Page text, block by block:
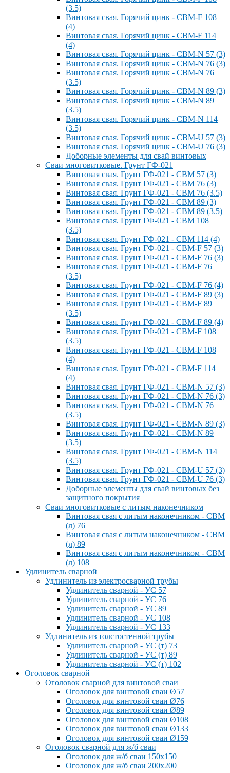
(3.5)
Винтовая свая. Горячий цинк - СВМ-F 108
(4)
Винтовая свая. Горячий цинк - СВМ-F 114
(4)
Винтовая свая. Горячий цинк - СВМ-N 57 (3)
Винтовая свая. Горячий цинк - СВМ-N 76 (3)
Винтовая свая. Горячий цинк - СВМ-N 76
(3.5)
Винтовая свая. Горячий цинк - СВМ-N 89 (3)
Винтовая свая. Горячий цинк - СВМ-N 89
(3.5)
Винтовая свая. Горячий цинк - СВМ-N 114
(3.5)
Винтовая свая. Горячий цинк - СВМ-U 57 (3)
Винтовая свая. Горячий цинк - СВМ-U 76 (3)
Доборные элементы для свай винтовых
Сваи многовитковые. Грунт ГФ-021
Винтовая свая. Грунт ГФ-021 - СВМ 57 (3)
Винтовая свая. Грунт ГФ-021 - СВМ 76 (3)
Винтовая свая. Грунт ГФ-021 - СВМ 76 (3.5)
Винтовая свая. Грунт ГФ-021 - СВМ 89 (3)
Винтовая свая. Грунт ГФ-021 - СВМ 89 (3.5)
Винтовая свая. Грунт ГФ-021 - СВМ 108
(3.5)
Винтовая свая. Грунт ГФ-021 - СВМ 114 (4)
Винтовая свая. Грунт ГФ-021 - СВМ-F 57 (3)
Винтовая свая. Грунт ГФ-021 - СВМ-F 76 (3)
Винтовая свая. Грунт ГФ-021 - СВМ-F 76
(3.5)
Винтовая свая. Грунт ГФ-021 - СВМ-F 76 (4)
Винтовая свая. Грунт ГФ-021 - СВМ-F 89 (3)
Винтовая свая. Грунт ГФ-021 - СВМ-F 89
(3.5)
Винтовая свая. Грунт ГФ-021 - СВМ-F 89 (4)
Винтовая свая. Грунт ГФ-021 - СВМ-F 108
(3.5)
Винтовая свая. Грунт ГФ-021 - СВМ-F 108
(4)
Винтовая свая. Грунт ГФ-021 - СВМ-F 114
(4)
Винтовая свая. Грунт ГФ-021 - СВМ-N 57 (3)
Винтовая свая. Грунт ГФ-021 - СВМ-N 76 (3)
Винтовая свая. Грунт ГФ-021 - СВМ-N 76
(3.5)
Винтовая свая. Грунт ГФ-021 - СВМ-N 89 (3)
Винтовая свая. Грунт ГФ-021 - СВМ-N 89
(3.5)
Винтовая свая. Грунт ГФ-021 - СВМ-N 114
(3.5)
Винтовая свая. Грунт ГФ-021 - СВМ-U 57 (3)
Винтовая свая. Грунт ГФ-021 - СВМ-U 76 (3)
Доборные элементы для свай винтовых без
защитного покрытия
Сваи многовитковые с литым наконечником
Винтовая свая с литым наконечником - СВМ
(л) 76
Винтовая свая с литым наконечником - СВМ
(л) 89
Винтовая свая с литым наконечником - СВМ
(л) 108
Удлинитель сварной
Удлинитель из электросварной трубы
Удлинитель сварной - УС 57
Удлинитель сварной - УС 76
Удлинитель сварной - УС 89
Удлинитель сварной - УС 108
Удлинитель сварной - УС 133
Удлинитель из толстостенной трубы
Удлинитель сварной - УС (т) 73
Удлинитель сварной - УС (т) 89
Удлинитель сварной - УС (т) 102
Оголовок сварной
Оголовок сварной для винтовой сваи
Оголовок для винтовой сваи Ø57
Оголовок для винтовой сваи Ø76
Оголовок для винтовой сваи Ø89
Оголовок для винтовой сваи Ø108
Оголовок для винтовой сваи Ø133
Оголовок для винтовой сваи Ø159
Оголовок сварной для ж/б сваи
Оголовок для ж/б сваи 150x150
Оголовок для ж/б сваи 200x200